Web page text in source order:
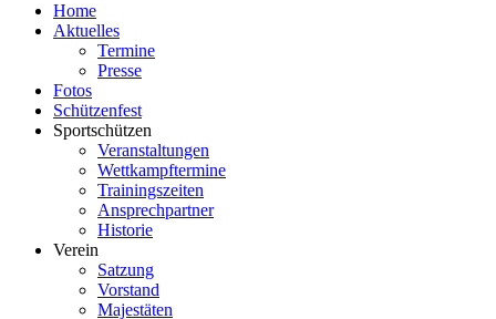
Home
Aktuelles
Termine
Presse
Fotos
Schützenfest
Sportschützen
Veranstaltungen
Wettkampftermine
Trainingszeiten
Ansprechpartner
Historie
Verein
Satzung
Vorstand
Majestäten